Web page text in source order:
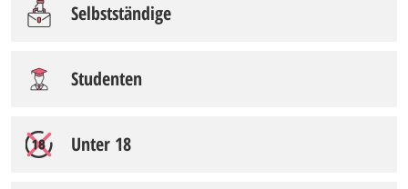
Selbstständige
Studenten
Unter 18